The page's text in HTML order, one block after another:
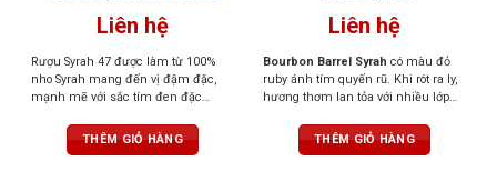
Liên hệ
Rượu Syrah 47 được làm từ 100%
nho Syrah mang đến vị đậm đặc,
mạnh mẽ với sắc tím đen đặc
quả đen như mận, mâm xôi, anh
đào. Sau đó, đến mùi vị sắc nét hơn
THÊM GIỎ HÀNG
Liên hệ
Bourbon Barrel Syrah có màu đỏ
ruby ánh tím quyến rũ. Khi rót ra ly,
hương thơm lan tỏa với nhiều lớp
mọng đen, mâm xôi chín mọng,
đan xen cùng tiêu đen, gia vị cay
THÊM GIỎ HÀNG